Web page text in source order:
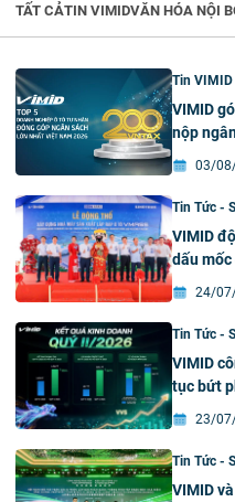
TẤT CẢTIN VIMIDVĂN HÓA NỘI
Tin VIMID
VIMID
nộp
ngành ô
03/
Tin Tức -
VIMID
dấu
24/
Tin Tức -
VIMID
tục bứt
nhuận kỷ
23/
Tin Tức -
VIMID